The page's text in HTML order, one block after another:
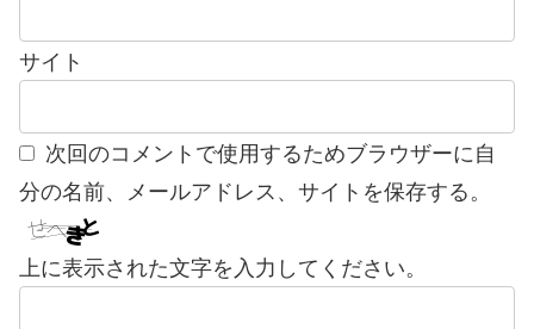
サイト
次回のコメントで使用するためブラウザーに自
分の名前、メールアドレス、サイトを保存する。
上に表示された文字を入力してください。